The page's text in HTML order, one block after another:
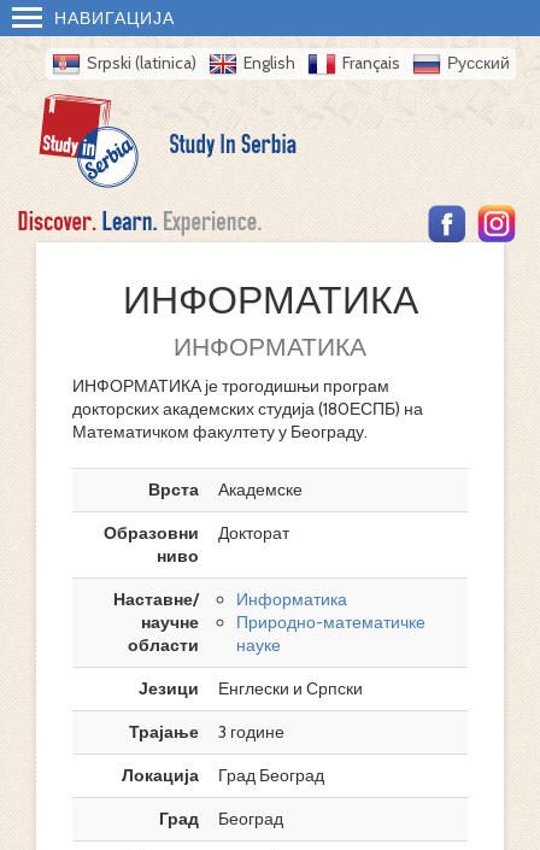
НАВИГАЦИЈА
Srpski (latinica) English Français Русский
ИНФОРМАТИКА
ИНФОРМАТИКА
ИНФОРМАТИКА је трогодишњи програм
докторских академских студија (180ЕСПБ) на
Математичком факултету у Београду.
Врста
Академске
Образовни
ниво
Докторат
Наставне/
научне
области
Информатика
Природно-математичке
науке
Језици
Енглески и Српски
Трајање
3 године
Локација
Град Београд
Град
Београд